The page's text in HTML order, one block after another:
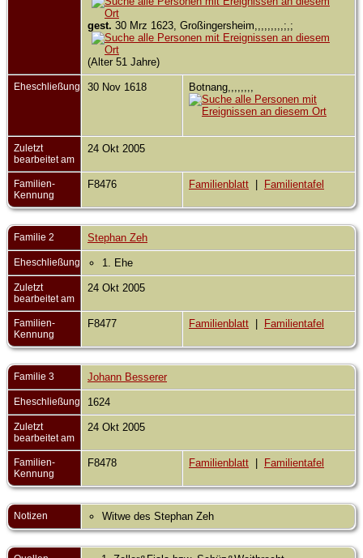
gest. 30 Mrz 1623, Großingersheim,,,,,,,,,;,;
(Alter 51 Jahre)
Eheschließung 30 Nov 1618 Botnang,,,,,,,,
Zuletzt
bearbeitet am
24 Okt 2005
Familien-
Kennung
F8476 Familienblatt Familientafel
Familie 2 Stephan Zeh
Eheschließung 1. Ehe
Zuletzt
bearbeitet am
24 Okt 2005
Familien-
Kennung
F8477 Familienblatt Familientafel
Familie 3 Johann Besserer
Eheschließung 1624
Zuletzt
bearbeitet am
24 Okt 2005
Familien-
Kennung
F8478 Familienblatt Familientafel
Notizen Witwe des Stephan Zeh